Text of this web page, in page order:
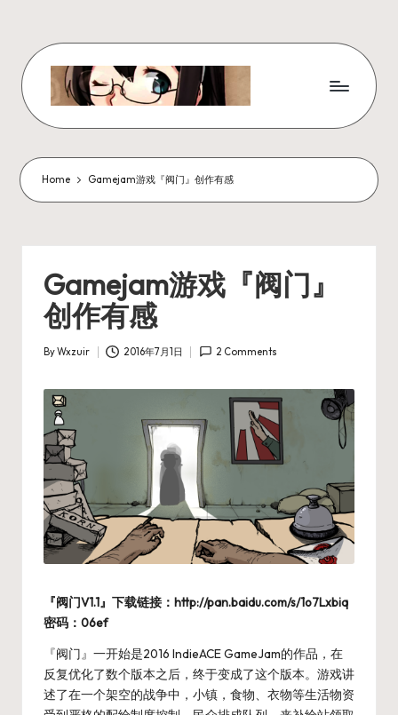
content
W
x
z
ui
r
_
N
ot
Home Gamejam游戏『阀门』创作有感
Gamejam游戏『阀门』
创作有感
Posted
ByWxzuir 2016年7月1日 2 Comments
『阀门V1.1』下载链接：http://pan.baidu.com/s/1o7Lxbiq
密码：06ef
『阀门』一开始是2016 IndieACE GameJam的作品，在
反复优化了数个版本之后，终于变成了这个版本。游戏讲
述了在一个架空的战争中，小镇，食物、衣物等生活物资